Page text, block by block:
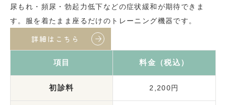
尿もれ・頻尿・勃起力低下などの症状緩和が期待できま
す。服を着たまま座るだけのトレーニング機器です。
詳細はこちら
項目 料金（税込）
初診料 2,200円